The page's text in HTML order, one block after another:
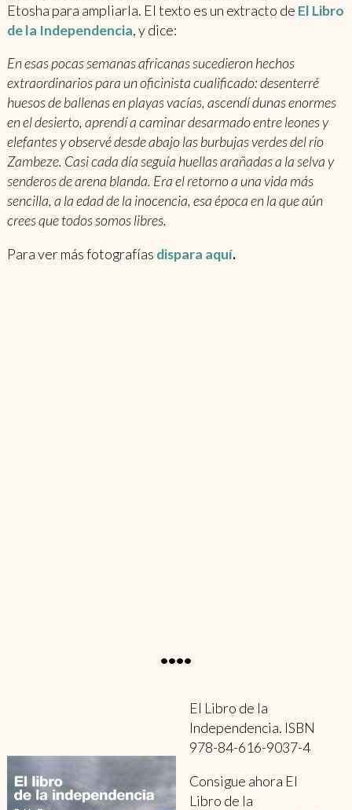
Etosha para ampliarla. El texto es un extracto de El Libro
de la Independencia, y dice:
En esas pocas semanas africanas sucedieron hechos
extraordinarios para un oficinista cualificado: desenterré
huesos de ballenas en playas vacías, ascendí dunas enormes
en el desierto, aprendí a caminar desarmado entre leones y
elefantes y observé desde abajo las burbujas verdes del río
Zambeze. Casi cada día seguía huellas arañadas a la selva y
senderos de arena blanda. Era el retorno a una vida más
sencilla, a la edad de la inocencia, esa época en la que aún
crees que todos somos libres.
Para ver más fotografías dispara aquí.
••••
El Libro de la
Independencia. ISBN
978-84-616-9037-4
Consigue ahora El
Libro de la